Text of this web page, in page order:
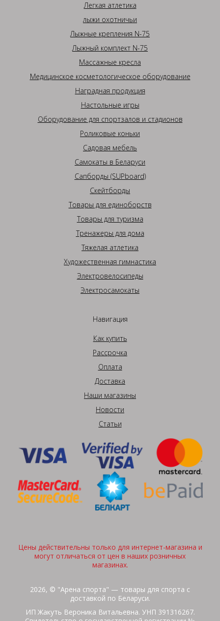
Легкая атлетика
лыжи охотничьи
Лыжные крепления N-75
Лыжный комплект N-75
Массажные кресла
Медицинское косметологическое оборудование
Наградная продукция
Настольные игры
Оборудование для спортзалов и стадионов
Роликовые коньки
Садовая мебель
Самокаты в Беларуси
Сапборды (SUPboard)
Скейтборды
Товары для единоборств
Товары для туризма
Тренажеры для дома
Тяжелая атлетика
Художественная гимнастика
Электровелосипеды
Электросамокаты
Навигация
Как купить
Рассрочка
Оплата
Доставка
Наши магазины
Новости
Статьи
Цены действительны только для интернет-магазина и
могут отличаться от цен в наших розничных
магазинах.
2026, © "Арена спорта" — товары для спорта с
доставкой по Беларуси.
ИП Жакуть Вероника Витальевна. УНП 391316267.